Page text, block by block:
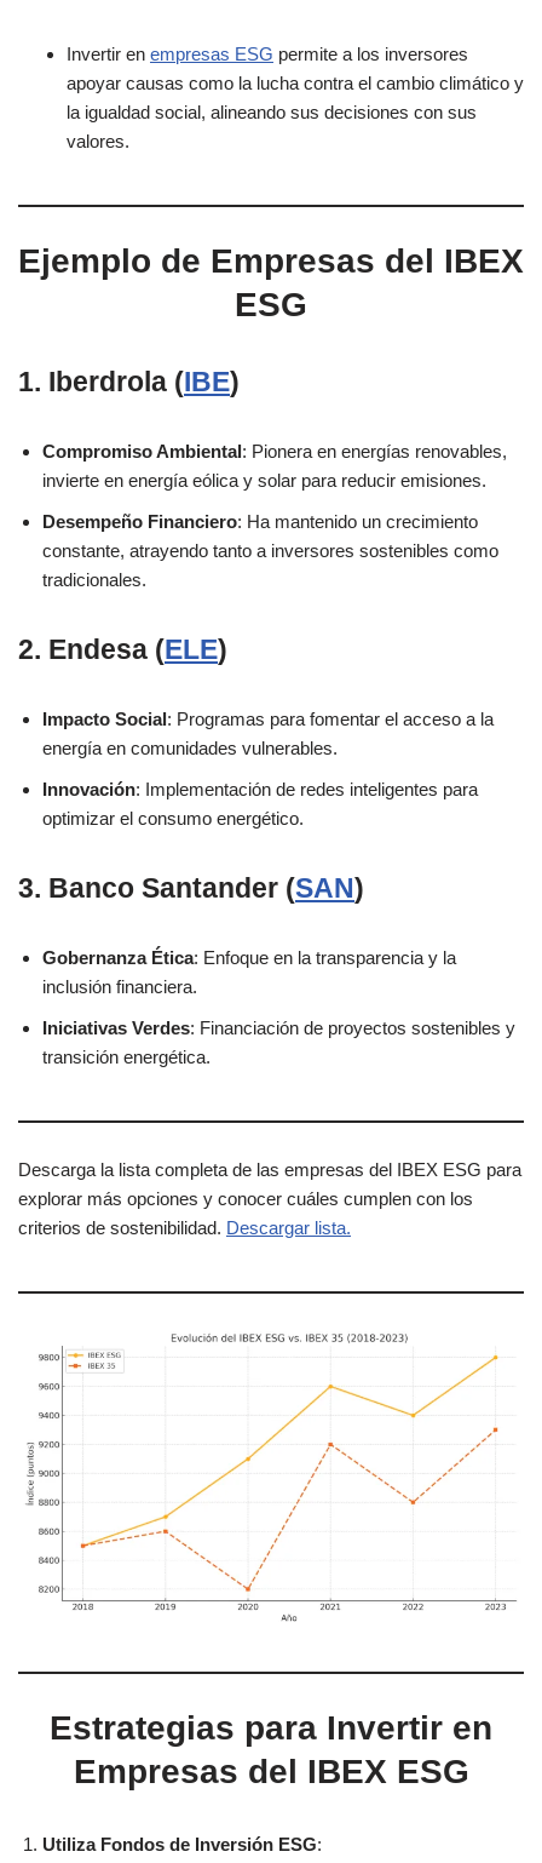
Invertir en empresas ESG permite a los inversores
apoyar causas como la lucha contra el cambio climático y
la igualdad social, alineando sus decisiones con sus
valores.
Ejemplo de Empresas del IBEX
ESG
1. Iberdrola (IBE)
Compromiso Ambiental: Pionera en energías renovables,
invierte en energía eólica y solar para reducir emisiones.
Desempeño Financiero: Ha mantenido un crecimiento
constante, atrayendo tanto a inversores sostenibles como
tradicionales.
2. Endesa (ELE)
Impacto Social: Programas para fomentar el acceso a la
energía en comunidades vulnerables.
Innovación: Implementación de redes inteligentes para
optimizar el consumo energético.
3. Banco Santander (SAN)
Gobernanza Ética: Enfoque en la transparencia y la
inclusión financiera.
Iniciativas Verdes: Financiación de proyectos sostenibles y
transición energética.
Descarga la lista completa de las empresas del IBEX ESG para
explorar más opciones y conocer cuáles cumplen con los
criterios de sostenibilidad. Descargar lista.
Estrategias para Invertir en
Empresas del IBEX ESG
Utiliza Fondos de Inversión ESG: